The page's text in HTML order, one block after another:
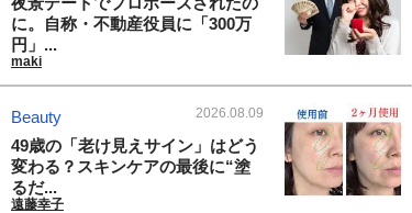
に。自称・不動産役員に「300万
円」...
maki
Beauty 2026.08.09
49歳の「老け見えサイン」はどう
変わる？スキンケアの最後に“塗
るだ...
遠藤幸子